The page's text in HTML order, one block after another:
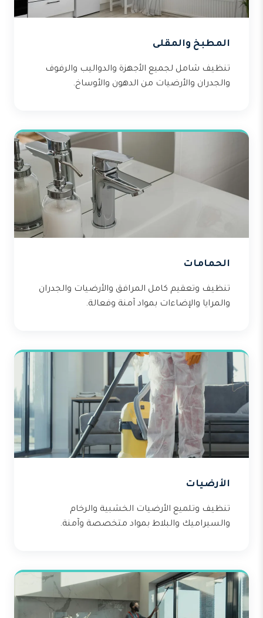
المطبخ والمقلى
تنظيف شامل لجميع الأجهزة والدواليب والرفوف
والجدران والأرضيات من الدهون والأوساخ.
الحمامات
تنظيف وتعقيم كامل المرافق والأرضيات والجدران
والمرايا والإضاءات بمواد آمنة وفعالة.
الأرضيات
تنظيف وتلميع الأرضيات الخشبية والرخام
والسيراميك والبلاط بمواد متخصصة وآمنة.